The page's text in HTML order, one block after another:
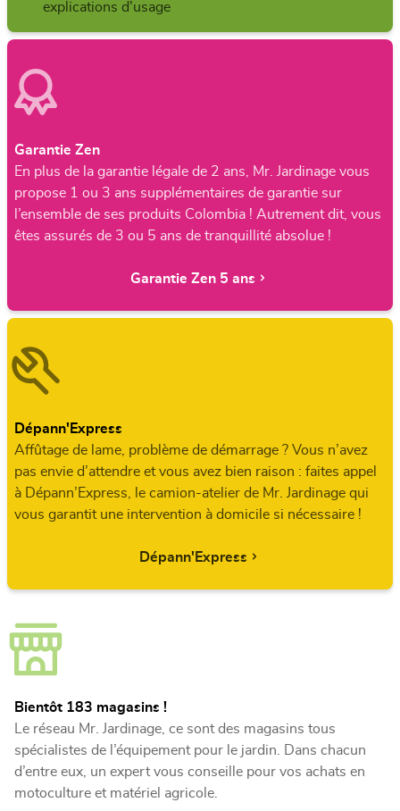
explications d'usage
Garantie Zen
En plus de la garantie légale de 2 ans, Mr. Jardinage vous
propose 1 ou 3 ans supplémentaires de garantie sur
l’ensemble de ses produits Colombia ! Autrement dit, vous
êtes assurés de 3 ou 5 ans de tranquillité absolue !
Garantie Zen 5 ans
Dépann'Express
Affûtage de lame, problème de démarrage ? Vous n’avez
pas envie d’attendre et vous avez bien raison : faites appel
à Dépann’Express, le camion-atelier de Mr. Jardinage qui
vous garantit une intervention à domicile si nécessaire !
Dépann'Express
Bientôt 183 magasins !
Le réseau Mr. Jardinage, ce sont des magasins tous
spécialistes de l’équipement pour le jardin. Dans chacun
d’entre eux, un expert vous conseille pour vos achats en
motoculture et matériel agricole.